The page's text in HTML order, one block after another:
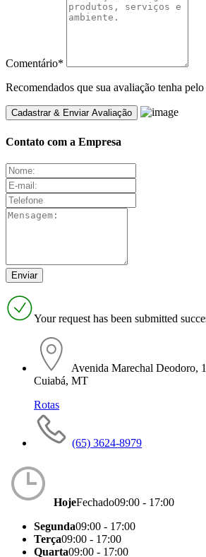
Comentário*
Recomendados que sua avaliação tenha
Contato com a Empresa
Your request has been submitted
Avenida Marechal Deodoro,
Cuiabá, MT
Rotas
(65) 3624-8979
HojeFechado09:00 - 17:00
Segunda09:00 - 17:00
Terça09:00 - 17:00
Quarta09:00 - 17:00